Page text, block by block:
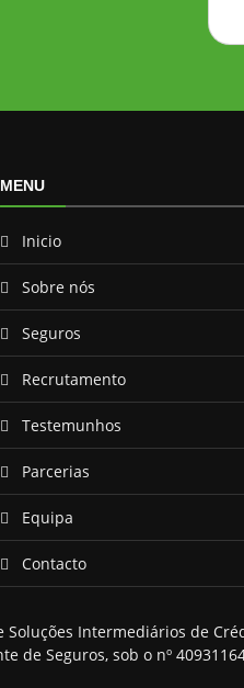
MENU
Inicio
Sobre nós
Seguros
Recrutamento
Testemunhos
Parcerias
Equipa
Contacto
Soluções Intermediários de
de Seguros, sob o nº